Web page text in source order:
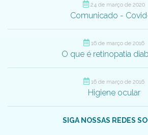
24 de março de 2020
Comunicado -
16 de março de 2016
O que é retinopatia
16 de março de 2016
Higiene ocular
SIGA NOSSAS REDES